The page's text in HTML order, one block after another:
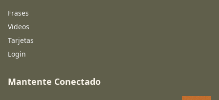
Frases
Videos
Tarjetas
Login
Mantente Conectado